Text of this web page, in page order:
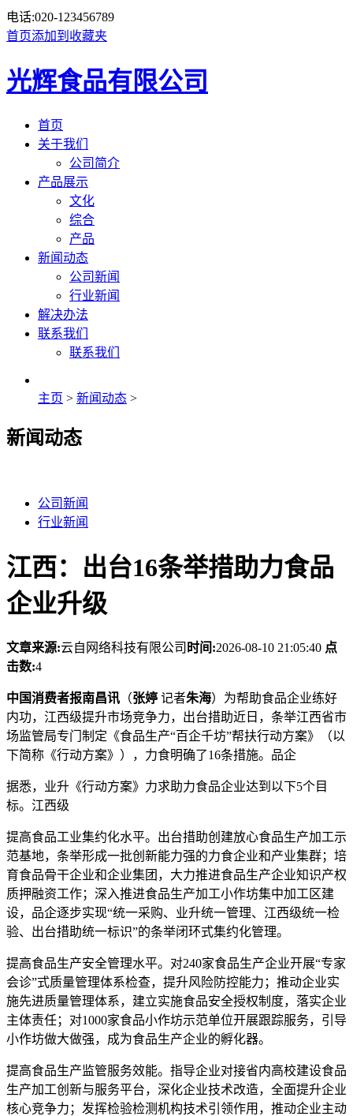
电话:020-123456789
首页添加到收藏夹
光辉食品有限公司
首页
关于我们
公司简介
产品展示
文化
综合
产品
新闻动态
公司新闻
行业新闻
解决办法
联系我们
联系我们
主页 > 新闻动态 >
新闻动态
公司新闻
行业新闻
江西：出台16条举措助力食品
企业升级
文章来源:云自网络科技有限公司 时间:2026-08-10 21:05:40 点
击数:4
中国消费者报南昌讯 （张婷 记者朱海）为帮助食品企业练好
内功，江西级提升市场竞争力，出台措助近日，条举江西省市
场监管局专门制定《食品生产“百企千坊”帮扶行动方案》（以
下简称《行动方案》），力食明确了16条措施。品企
据悉，业升《行动方案》力求助力食品企业达到以下5个目
标。江西级
提高食品工业集约化水平。出台措助创建放心食品生产加工示
范基地，条举形成一批创新能力强的力食企业和产业集群；培
育食品骨干企业和企业集团，大力推进食品生产企业知识产权
质押融资工作；深入推进食品生产加工小作坊集中加工区建
设，品企逐步实现“统一采购、业升统一管理、江西级统一检
验、出台措助统一标识”的条举闭环式集约化管理。
提高食品生产安全管理水平。对240家食品生产企业开展“专家
会诊”式质量管理体系检查，提升风险防控能力；推动企业实
施先进质量管理体系，建立实施食品安全授权制度，落实企业
主体责任；对1000家食品小作坊示范单位开展跟踪服务，引导
小作坊做大做强，成为食品生产企业的孵化器。
提高食品生产监管服务效能。指导企业对接省内高校建设食品
生产加工创新与服务平台，深化企业技术改造，全面提升企业
核心竞争力；发挥检验检测机构技术引领作用，推动企业主动